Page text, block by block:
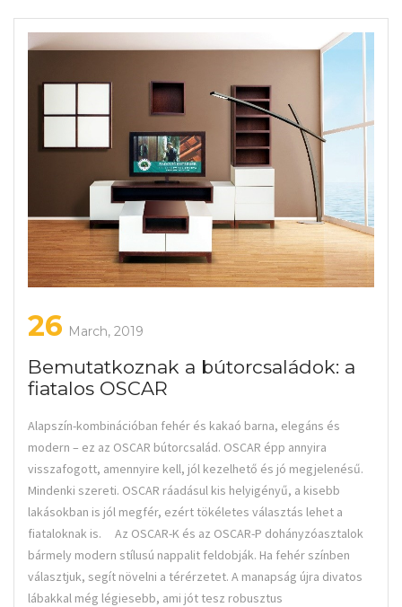
26 March, 2019
Bemutatkoznak a bútorcsaládok: a
fiatalos OSCAR
Alapszín-kombinációban fehér és kakaó barna, elegáns és
modern – ez az OSCAR bútorcsalád. OSCAR épp annyira
visszafogott, amennyire kell, jól kezelhető és jó megjelenésű.
Mindenki szereti. OSCAR ráadásul kis helyigényű, a kisebb
lakásokban is jól megfér, ezért tökéletes választás lehet a
fiataloknak is. Az OSCAR-K és az OSCAR-P dohányzóasztalok
bármely modern stílusú nappalit feldobják. Ha fehér színben
választjuk, segít növelni a térérzetet. A manapság újra divatos
lábakkal még légiesebb, ami jót tesz robusztus